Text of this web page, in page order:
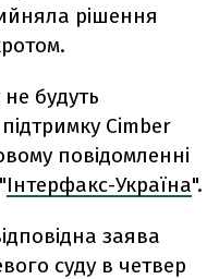
рішення
будуть
Cimber
повідомленні
Інтерфакс-Україна".
заява
суду в четвер